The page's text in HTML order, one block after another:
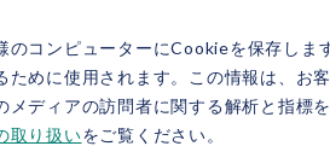
のコンピューターにCookieを保存し
ために使用されます。この情報は、お
メディアの訪問者に関する解析と指
取り扱いをご覧ください。
カーボンニュートラル総研 サービス